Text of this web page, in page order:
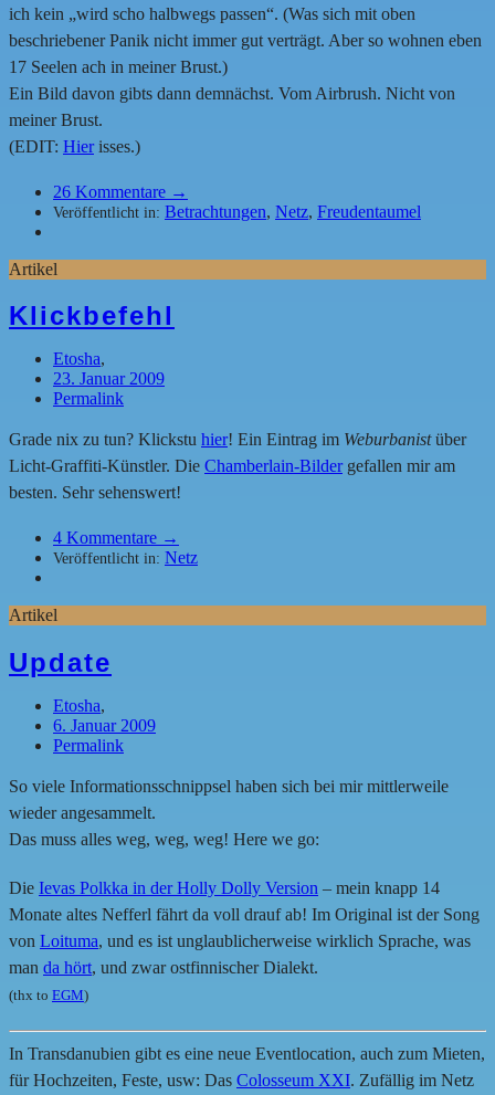
ich kein „wird scho halbwegs passen“. (Was sich mit oben
beschriebener Panik nicht immer gut verträgt. Aber so wohnen eben
17 Seelen ach in meiner Brust.)
Ein Bild davon gibts dann demnächst. Vom Airbrush. Nicht von
meiner Brust.
(EDIT: Hierisses.)
26 Kommentare →
Veröffentlicht in: Betrachtungen, Netz, Freudentaumel
Artikel
Klickbefehl
Etosha,
23. Januar 2009
Permalink
Grade nix zu tun? Klickstu hier! Ein Eintrag im Weburbanistüber
Licht-Graffiti-Künstler. Die Chamberlain-Bildergefallen mir am
besten. Sehr sehenswert!
4 Kommentare →
Veröffentlicht in: Netz
Artikel
Update
Etosha,
6. Januar 2009
Permalink
So viele Informationsschnippsel haben sich bei mir mittlerweile
wieder angesammelt.
Das muss alles weg, weg, weg! Here we go:
Die Ievas Polkka in der Holly Dolly Version – mein knapp 14
Monate altes Nefferl fährt da voll drauf ab! Im Original ist der Song
von Loituma, und es ist unglaublicherweise wirklich Sprache, was
man da hört, und zwar ostfinnischer Dialekt.
(thx to EGM)
In Transdanubien gibt es eine neue Eventlocation, auch zum Mieten,
für Hochzeiten, Feste, usw: Das Colosseum XXI. Zufällig im Netz